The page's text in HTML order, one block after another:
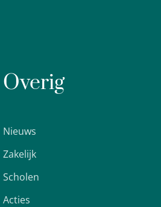
Overig
Nieuws
Zakelijk
Scholen
Acties